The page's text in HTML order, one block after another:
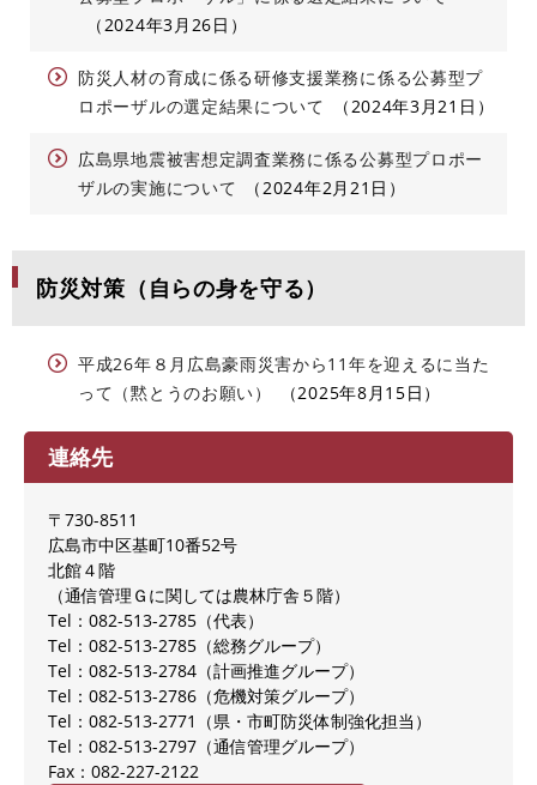
2024年3月26日
防災人材の育成に係る研修支援業務に係る公募型プ
ロポーザルの選定結果について
2024年3月21日
広島県地震被害想定調査業務に係る公募型プロポー
ザルの実施について
2024年2月21日
防災対策（自らの身を守る）
平成26年８月広島豪雨災害から11年を迎えるに当た
って（黙とうのお願い）
2025年8月15日
連絡先
〒730-8511
広島市中区基町10番52号
北館４階
（通信管理Ｇに関しては農林庁舎５階）
Tel：082-513-2785
代表
Tel：082-513-2785
総務グループ
Tel：082-513-2784
計画推進グループ
Tel：082-513-2786
危機対策グループ
Tel：082-513-2771
県・市町防災体制強化担当
Tel：082-513-2797
通信管理グループ
Fax：082-227-2122